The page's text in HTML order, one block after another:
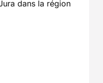
dans la région